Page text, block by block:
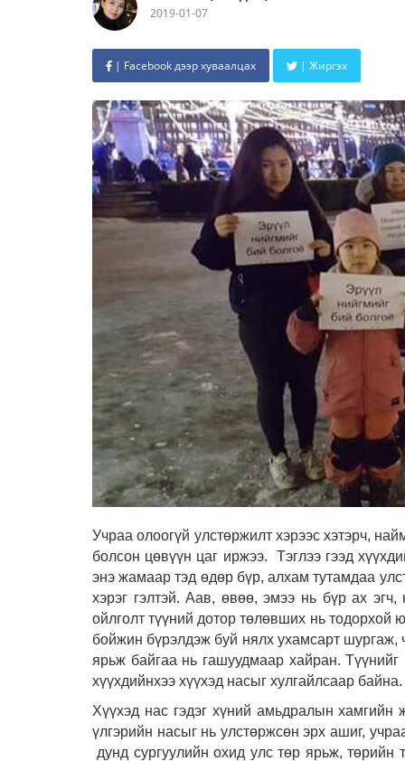
2019-01-07
| Facebook дээр хуваалцах | Жиргэх
Учраа олоогүй улстөржилт хэрээс хэтэрч,
болсон цөвүүн цаг иржээ. Тэглээ гээд
энэ жамаар тэд өдөр бүр, алхам тутамдаа
хэрэг гэлтэй. Аав, өвөө, эмээ нь бүр ах
ойлголт түүний дотор төлөвших нь тодорхой
бойжин бүрэлдэж буй нялх ухамсарт шургаж,
ярьж байгаа нь гашуудмаар хайран. Түүнийг
хүүхдийнхээ хүүхэд насыг хулгайлсаар байна.
Хүүхэд нас гэдэг хүний амьдралын хамгийн
үлгэрийн насыг нь улстөржсөн эрх ашиг,
дунд сургуулийн охид улс төр ярьж, төрийн